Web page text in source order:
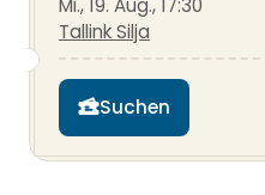
Tallink Silja
Suchen